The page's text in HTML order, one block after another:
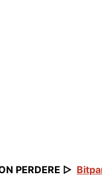
PERDERE ▷